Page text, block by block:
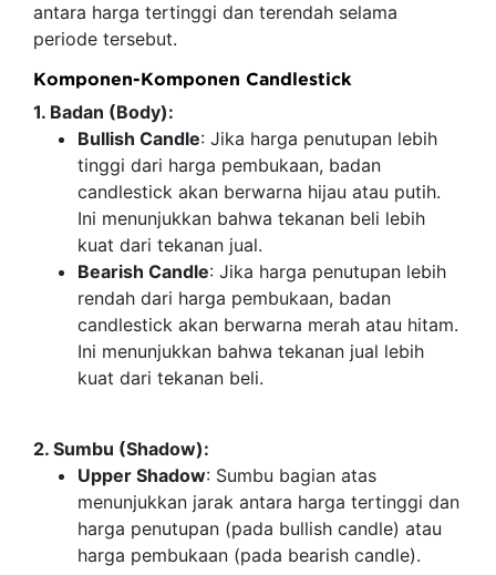
antara harga tertinggi dan terendah selama
periode tersebut.
Komponen-Komponen Candlestick
1. Badan (Body):
Bullish Candle: Jika harga penutupan lebih
tinggi dari harga pembukaan, badan
candlestick akan berwarna hijau atau putih.
Ini menunjukkan bahwa tekanan beli lebih
kuat dari tekanan jual.
Bearish Candle: Jika harga penutupan lebih
rendah dari harga pembukaan, badan
candlestick akan berwarna merah atau hitam.
Ini menunjukkan bahwa tekanan jual lebih
kuat dari tekanan beli.
2. Sumbu (Shadow):
Upper Shadow: Sumbu bagian atas
menunjukkan jarak antara harga tertinggi dan
harga penutupan (pada bullish candle) atau
harga pembukaan (pada bearish candle).